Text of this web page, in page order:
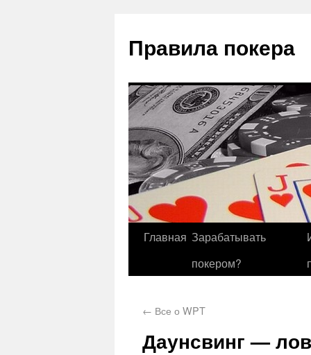
Правила покера
Главная Зарабатывать
покером?
← Все о WPT
Даунсвинг —